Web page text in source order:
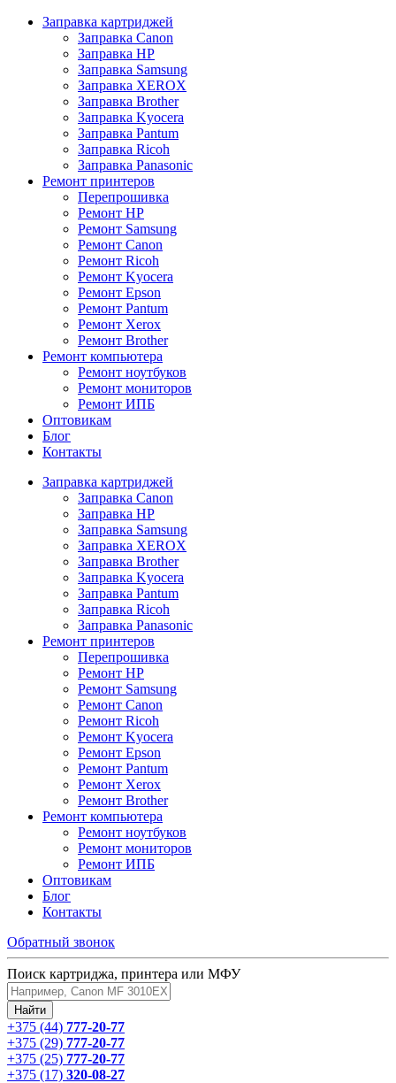
Заправка картриджей
Заправка Canon
Заправка HP
Заправка Samsung
Заправка XEROX
Заправка Brother
Заправка Kyocera
Заправка Pantum
Заправка Ricoh
Заправка Panasonic
Ремонт принтеров
Перепрошивка
Ремонт HP
Ремонт Samsung
Ремонт Canon
Ремонт Ricoh
Ремонт Kyocera
Ремонт Epson
Ремонт Pantum
Ремонт Xerox
Ремонт Brother
Ремонт компьютера
Ремонт ноутбуков
Ремонт мониторов
Ремонт ИПБ
Оптовикам
Блог
Контакты
Заправка картриджей
Заправка Canon
Заправка HP
Заправка Samsung
Заправка XEROX
Заправка Brother
Заправка Kyocera
Заправка Pantum
Заправка Ricoh
Заправка Panasonic
Ремонт принтеров
Перепрошивка
Ремонт HP
Ремонт Samsung
Ремонт Canon
Ремонт Ricoh
Ремонт Kyocera
Ремонт Epson
Ремонт Pantum
Ремонт Xerox
Ремонт Brother
Ремонт компьютера
Ремонт ноутбуков
Ремонт мониторов
Ремонт ИПБ
Оптовикам
Блог
Контакты
Обратный звонок
Поиск картриджа, принтера или МФУ
+375 (44) 777-20-77
+375 (29) 777-20-77
+375 (25) 777-20-77
+375 (17) 320-08-27